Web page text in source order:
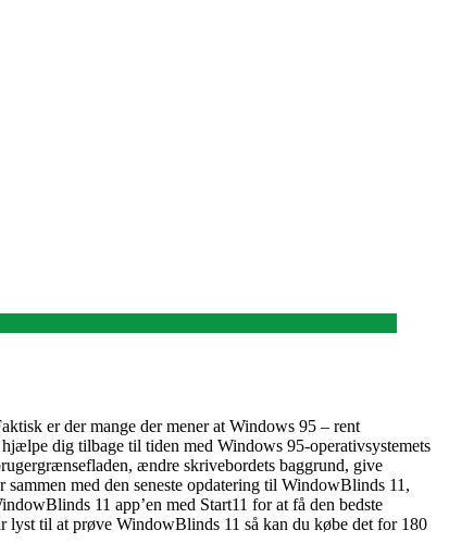
er der mange der mener at Windows 95 – rent
dig tilbage til tiden med Windows 95-operativsystemets
ændre skrivebordets baggrund, give
med den seneste opdatering til WindowBlinds 11,
11 app’en med Start11 for at få den bedste
lyst til at prøve WindowBlinds 11 så kan du købe det for 180